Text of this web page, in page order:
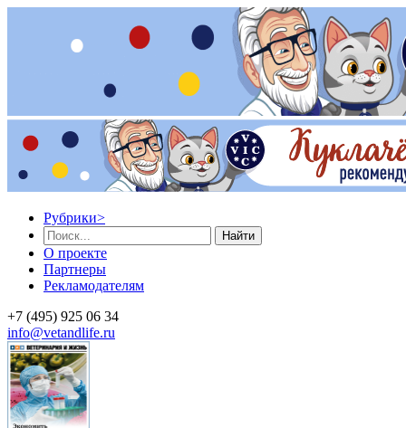
Рубрики>
Найти
О проекте
Партнеры
Рекламодателям
+7 (495) 925 06 34
info@vetandlife.ru